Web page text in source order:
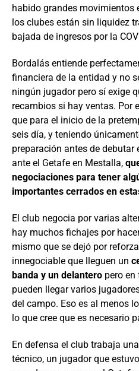
habido grandes movimientos
los clubes están sin liquidez
bajada de ingresos por la
Bordalás entiende
financiera de la entidad y no
ningún jugador pero sí exige
recambios si hay ventas. Por
que para el inicio de la
seis día, y teniendo
preparación antes de debutar
ante el Getafe en Mestalla,
negociaciones para tener
importantes cerrados en
El club negocia por varias
hay muchos fichajes por
mismo que se dejó por
innegociable que lleguen un
banda y un delantero pero
pueden llegar varios
del campo. Eso es al menos
lo que cree que es necesario
En defensa el club trabaja
técnico, un jugador que